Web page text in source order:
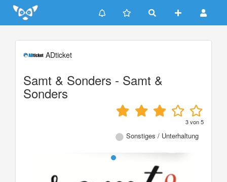
Update cookies preferences
ADticket
Samt & Sonders - Samt &
Sonders
3von5
Sonstiges / Unterhaltung